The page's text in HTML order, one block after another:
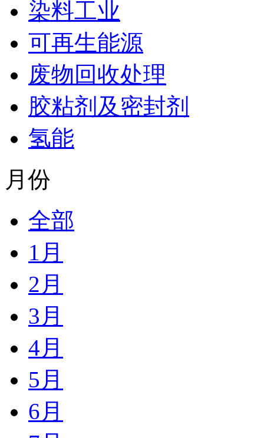
染料工业
可再生能源
废物回收处理
胶粘剂及密封剂
氢能
月份
全部
1月
2月
3月
4月
5月
6月